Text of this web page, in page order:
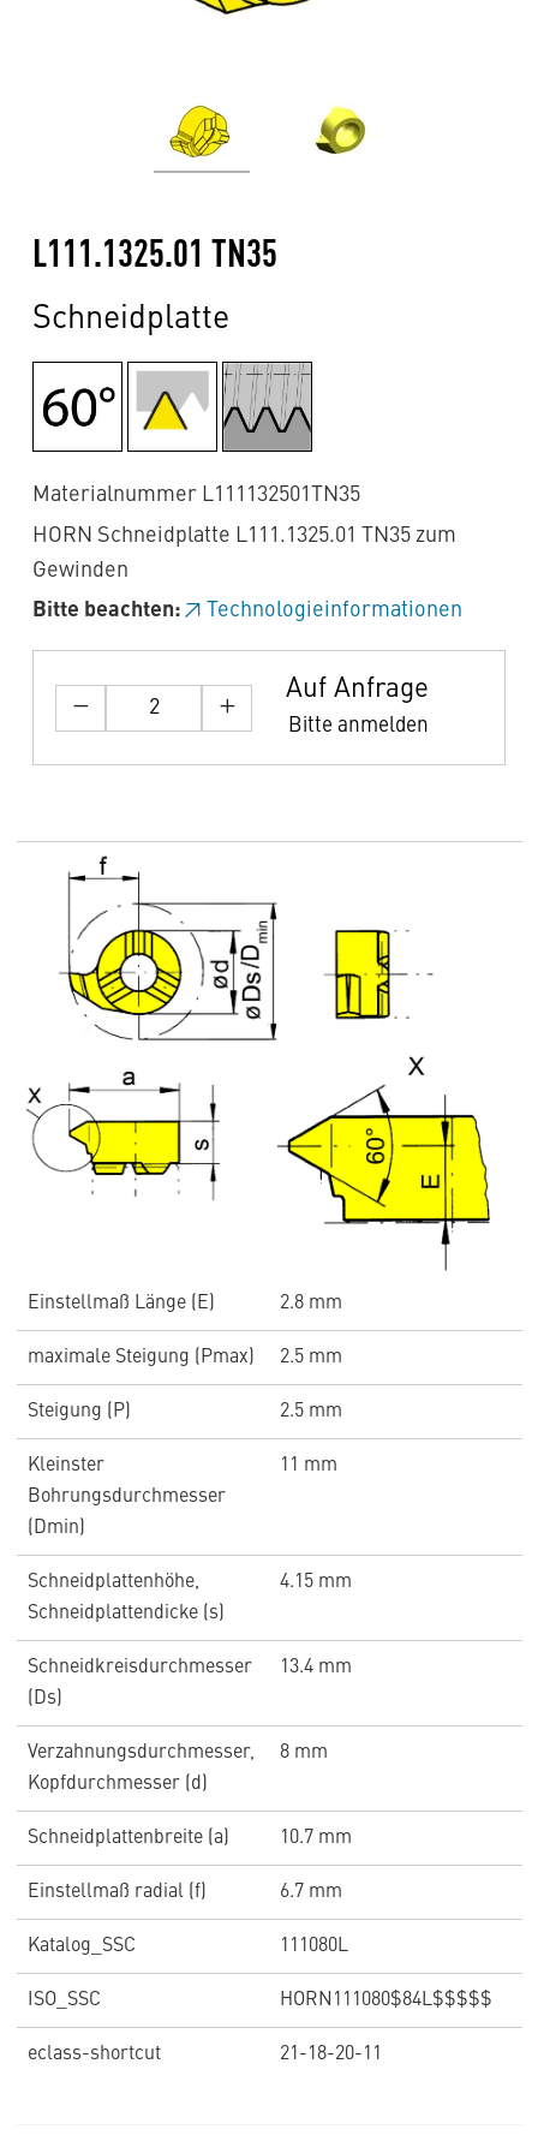
L111.1325.01 TN35
Schneidplatte
Materialnummer L111132501TN35
HORN Schneidplatte L111.1325.01 TN35 zum
Gewinden
Bitte beachten:
Technologieinformationen
Auf Anfrage
Bitte anmelden
Einstellmaß Länge (E) 2.8 mm
maximale Steigung (Pmax) 2.5 mm
Steigung (P) 2.5 mm
Kleinster
Bohrungsdurchmesser
(Dmin)
11 mm
Schneidplattenhöhe,
Schneidplattendicke (s)
4.15 mm
Schneidkreisdurchmesser
(Ds)
13.4 mm
Verzahnungsdurchmesser,
Kopfdurchmesser (d)
8 mm
Schneidplattenbreite (a) 10.7 mm
Einstellmaß radial (f) 6.7 mm
Katalog_SSC 111080L
ISO_SSC HORN111080$84L$$$$$
eclass-shortcut 21-18-20-11